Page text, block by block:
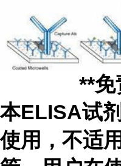
**免
本ELISA试
使用，不适